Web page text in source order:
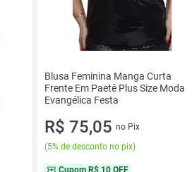
Blusa Feminina Manga Curta
Frente Em Paetê Plus Size Moda
Evangélica Festa
R$ 75,05 no Pix
(5% de desconto no pix)